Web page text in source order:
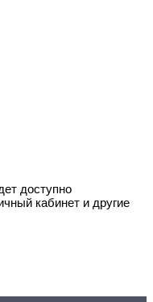
доступно
кабинет и другие